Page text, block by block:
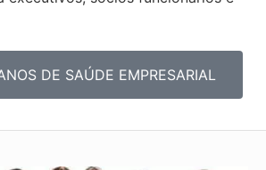
DE SAÚDE EMPRESARIAL